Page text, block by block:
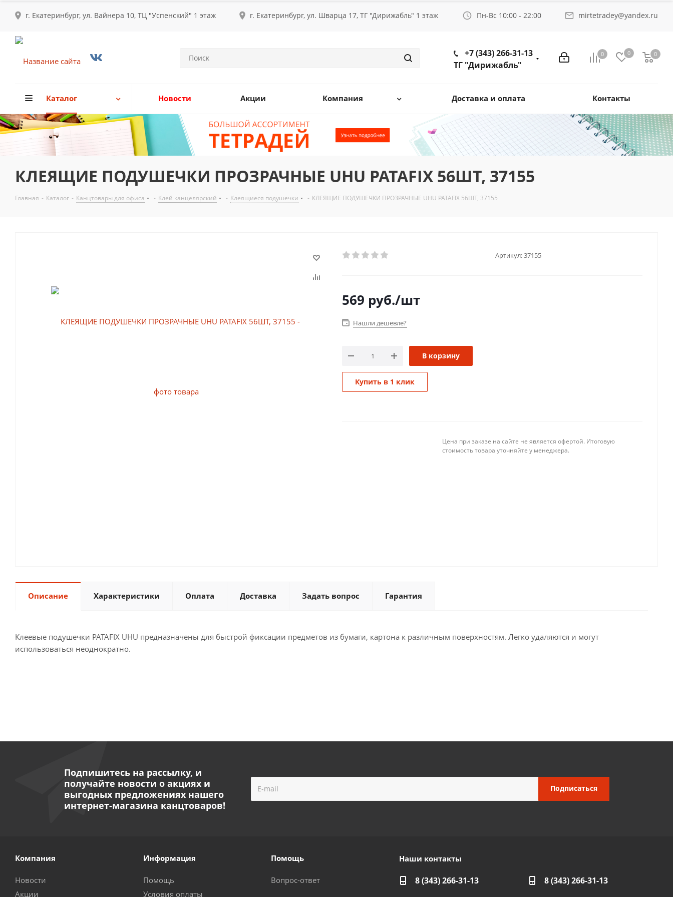
г. Екатеринбург, ул. Вайнера 10, ТЦ "Успенский" 1 этаж г. Екатеринбург, ул. Шварца 17, ТГ "Дирижабль" 1 этаж Пн-Вс 10:00 - 22:00 mirtetradey@yandex.ru
0 0 0
+7 (343) 266-31-13
ТГ "Дирижабль"
Каталог Новости Акции Компания Доставка и оплата Контакты
КЛЕЯЩИЕ ПОДУШЕЧКИ ПРОЗРАЧНЫЕ UHU PATAFIX 56ШТ, 37155
Главная - Каталог - Канцтовары для офиса - Клей канцелярский - Клеящиеся подушечки - КЛЕЯЩИЕ ПОДУШЕЧКИ ПРОЗРАЧНЫЕ UHU PATAFIX 56ШТ, 37155
Артикул:37155
569 руб./шт
Нашли дешевле?
В корзину
Купить в 1 клик
Цена при заказе на сайте не является офертой. Итоговую
стоимость товара уточняйте у менеджера.
Описание Характеристики Оплата Доставка Задать вопрос Гарантия
Клеевые подушечки PATAFIX UHU предназначены для быстрой фиксации предметов из бумаги, картона к различным поверхностям. Легко удаляются и могут
использоваться неоднократно.
Подпишитесь на рассылку, и
получайте новости о акциях и
выгодных предложениях нашего
интернет-магазина канцтоваров!
Компания
Новости
Акции
Информация
Помощь
Условия оплаты
Помощь
Вопрос-ответ
Наши контакты
8 (343) 266-31-13 8 (343) 266-31-13